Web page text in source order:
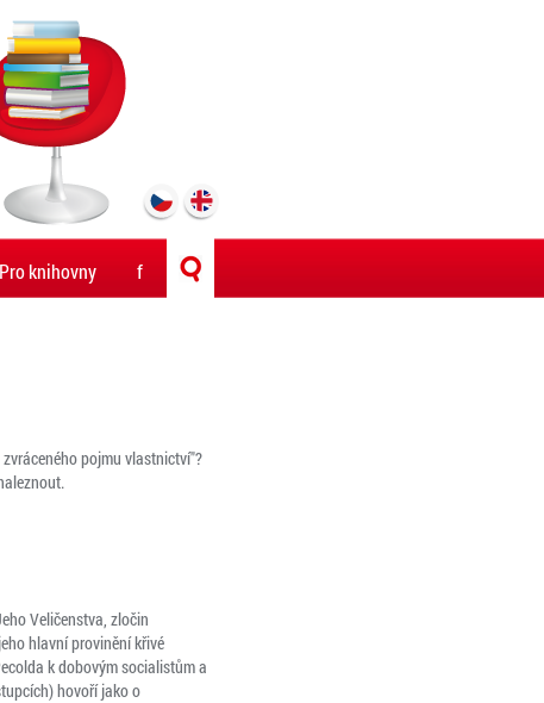
Pro knihovny f
pojmu vlastnictví"?
Veličenstva, zločin
hlavní provinění křivé
k dobovým socialistům a
hovoří jako o